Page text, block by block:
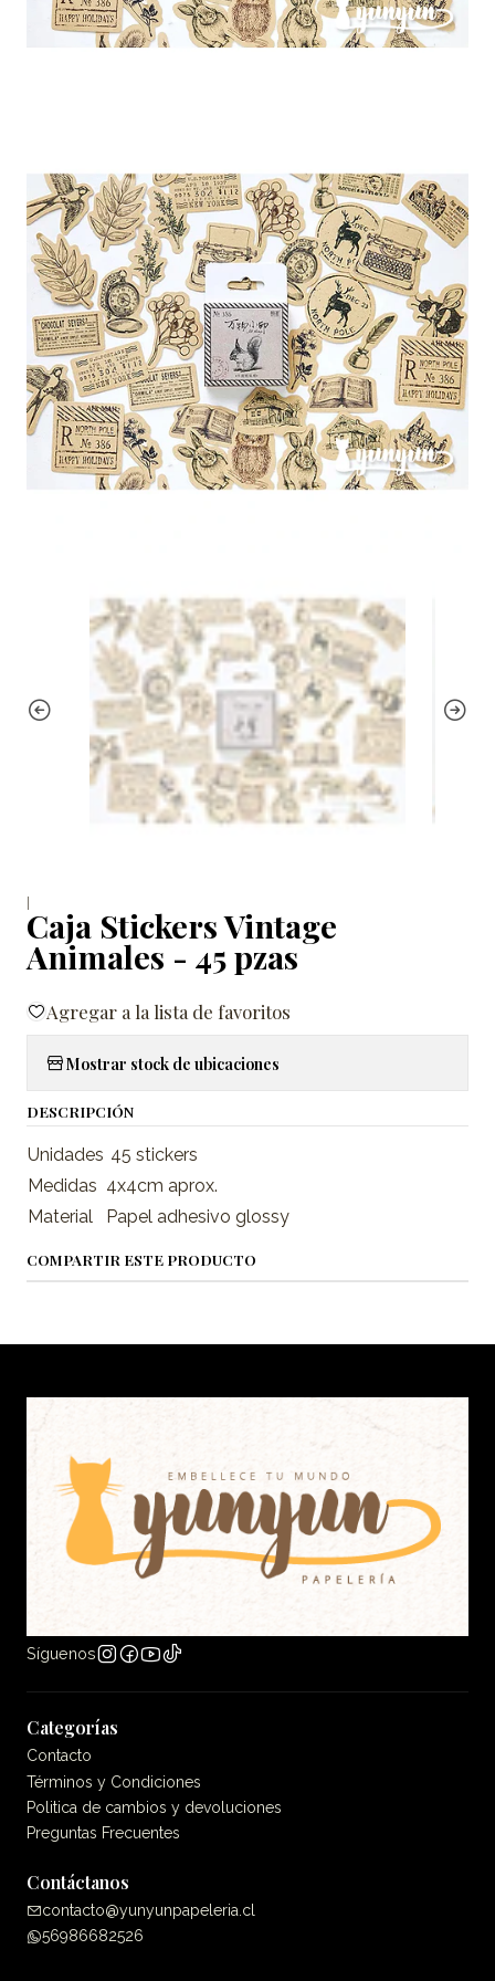
|
Caja Stickers Vintage
Animales - 45 pzas
Agregar a la lista de favoritos
Mostrar stock de ubicaciones
DESCRIPCIÓN
Unidades 45 stickers
Medidas 4x4cm aprox.
Material
Papel adhesivo glossy
COMPARTIR ESTE PRODUCTO
Síguenos
Categorías
Contacto
Términos y Condiciones
Politica de cambios y devoluciones
Preguntas Frecuentes
Contáctanos
contacto@yunyunpapeleria.cl
56986682526